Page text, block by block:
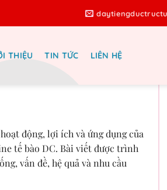
THIỆU TIN TỨC LIÊN HỆ
động, lợi ích và ứng dụng của
tế bào DC. Bài viết được trình
vấn đề, hệ quả và nhu cầu